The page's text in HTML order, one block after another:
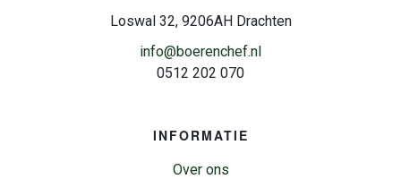
Loswal 32, 9206AH Drachten
info@boerenchef.nl
0512 202 070
INFORMATIE
Over ons